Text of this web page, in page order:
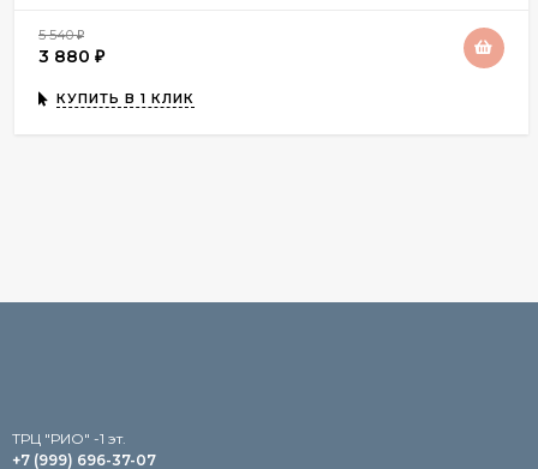
5 540₽
3 880 ₽
КУПИТЬ В 1 КЛИК
TРЦ "РИО" -1 эт.
+7 (999) 696-37-07